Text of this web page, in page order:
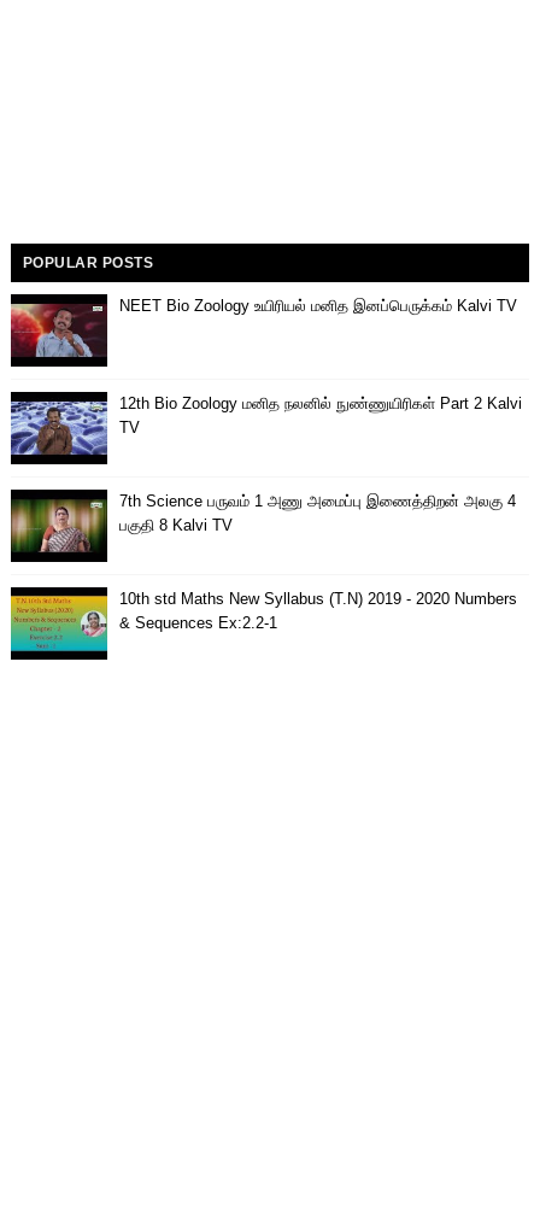
POPULAR POSTS
NEET Bio Zoology உயிரியல் மனித இனப்பெருக்கம் Kalvi TV
12th Bio Zoology மனித நலனில் நுண்ணுயிரிகள் Part 2 Kalvi
TV
7th Science பருவம் 1 அணு அமைப்பு இணைத்திறன் அலகு 4
பகுதி 8 Kalvi TV
10th std Maths New Syllabus (T.N) 2019 - 2020 Numbers
& Sequences Ex:2.2-1